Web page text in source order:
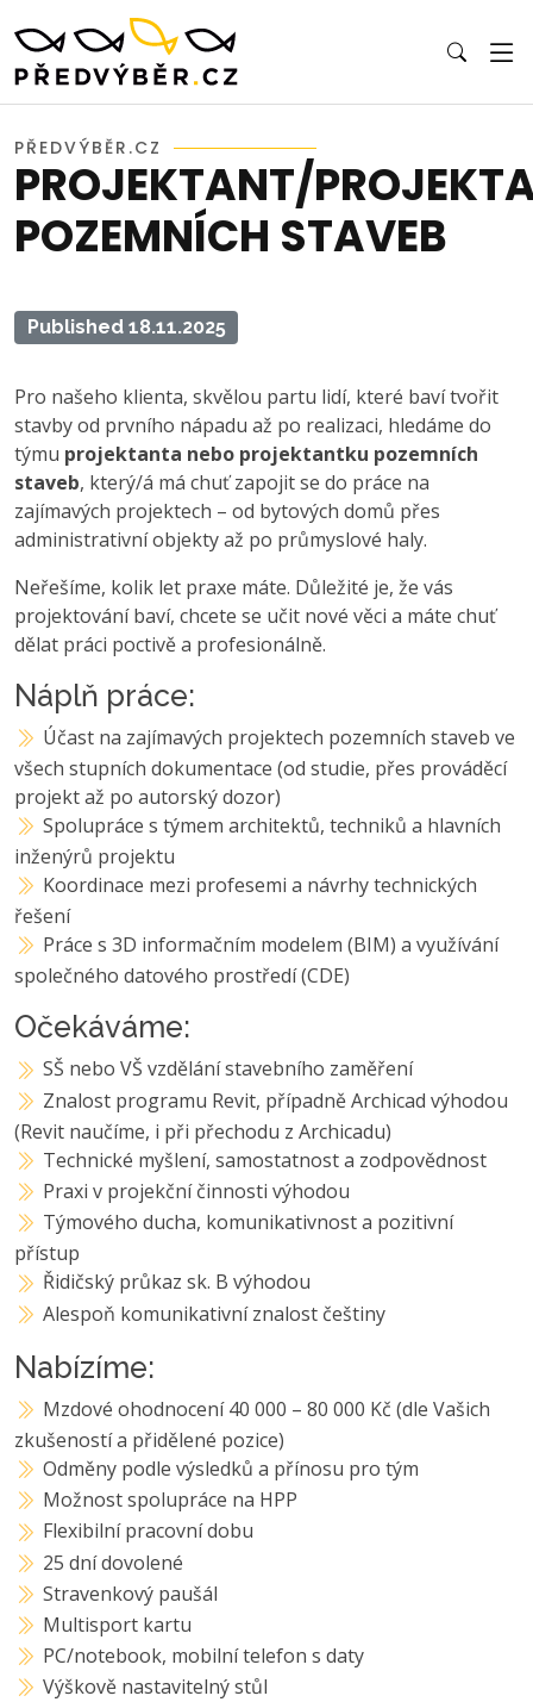
PŘEDVÝBĚR.CZ
PROJEKTANT/
POZEMNÍCH STAVEB
Published 18.11.2025
Pro našeho klienta, skvělou partu lidí, které baví tvořit
stavby od prvního nápadu až po realizaci, hledáme do
týmu projektanta nebo projektantku pozemních
staveb, který/á má chuť zapojit se do práce na
zajímavých projektech – od bytových domů přes
administrativní objekty až po průmyslové haly.
Neřešíme, kolik let praxe máte. Důležité je, že vás
projektování baví, chcete se učit nové věci a máte chuť
dělat práci poctivě a profesionálně.
Náplň práce:
Účast na zajímavých projektech pozemních staveb ve
všech stupních dokumentace (od studie, přes prováděcí
projekt až po autorský dozor)
Spolupráce s týmem architektů, techniků a hlavních
inženýrů projektu
Koordinace mezi profesemi a návrhy technických
řešení
Práce s 3D informačním modelem (BIM) a využívání
společného datového prostředí (CDE)
Očekáváme:
SŠ nebo VŠ vzdělání stavebního zaměření
Znalost programu Revit, případně Archicad výhodou
(Revit naučíme, i při přechodu z Archicadu)
Technické myšlení, samostatnost a zodpovědnost
Praxi v projekční činnosti výhodou
Týmového ducha, komunikativnost a pozitivní
přístup
Řidičský průkaz sk. B výhodou
Alespoň komunikativní znalost češtiny
Nabízíme:
Mzdové ohodnocení 40 000 – 80 000 Kč (dle Vašich
zkušeností a přidělené pozice)
Odměny podle výsledků a přínosu pro tým
Možnost spolupráce na HPP
Flexibilní pracovní dobu
25 dní dovolené
Stravenkový paušál
Multisport kartu
PC/notebook, mobilní telefon s daty
Výškově nastavitelný stůl